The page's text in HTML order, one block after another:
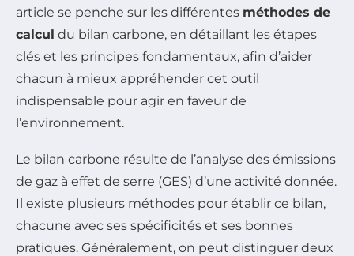
article se penche sur les différentes méthodes de
calcul du bilan carbone, en détaillant les étapes
clés et les principes fondamentaux, afin d’aider
chacun à mieux appréhender cet outil
indispensable pour agir en faveur de
l’environnement.
Le bilan carbone résulte de l’analyse des émissions
de gaz à effet de serre (GES) d’une activité donnée.
Il existe plusieurs méthodes pour établir ce bilan,
chacune avec ses spécificités et ses bonnes
pratiques. Généralement, on peut distinguer deux